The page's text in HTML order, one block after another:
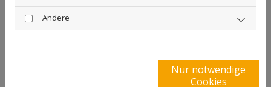
Biodiesel vom Händler aus
Heidelberg ist für eine Vielzahl
von Fahrzeugen geeignet
Wenn Sie bei uns im Großhandel Biodiesel kaufen,
Andere
Nur notwendige
Cookies